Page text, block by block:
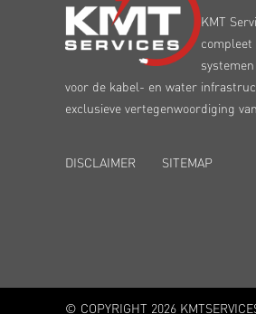
KMT
compleet
voor de kabel- en water
exclusieve vertegenwoordiging
DISCLAIMER SITEMAP
© COPYRIGHT 2026